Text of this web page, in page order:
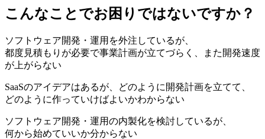
こんなことでお困りではないですか？
ソフトウェア開発・運用を外注しているが、
都度見積もりが必要で事業計画が立てづらく、また開発速度
が上がらない
SaaSのアイデアはあるが、どのように開発計画を立てて、
どのように作っていけばよいかわからない
ソフトウェア開発・運用の内製化を検討しているが、
何から始めていいか分からない